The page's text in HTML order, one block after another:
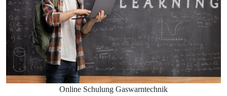
Online Schulung Gaswarntechnik